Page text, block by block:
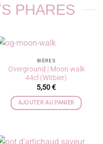
PHARES
BIÈRES
Overground | Moon walk
44cl (Witbier)
5,50€
AJOUTER AU PANIER